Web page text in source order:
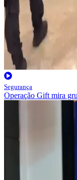
Segurança
Operação Gift mira